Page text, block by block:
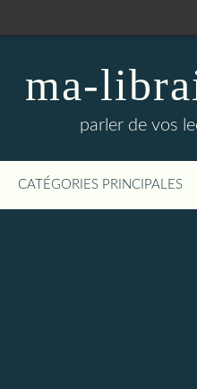
ma-
parler de vos
CATÉGORIES PRINCIPALES